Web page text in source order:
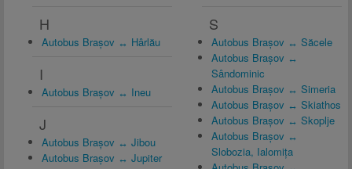
H
Autobus Brașov ↔ Hârlău
I
Autobus Brașov ↔ Ineu
J
Autobus Brașov ↔ Jibou
Autobus Brașov ↔ Jupiter
S
Autobus Brașov ↔ Săcele
Autobus Brașov ↔
Sândominic
Autobus Brașov ↔ Simeria
Autobus Brașov ↔ Skiathos
Autobus Brașov ↔ Skoplje
Autobus Brașov ↔
Slobozia, Ialomița